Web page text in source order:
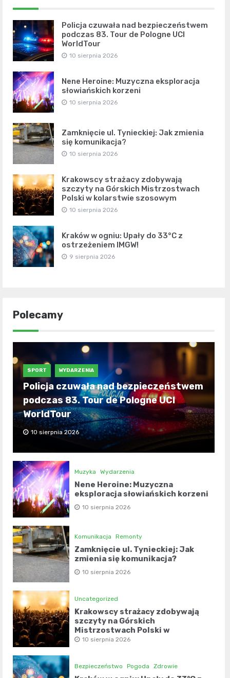
Policja czuwała nad bezpieczeństwem
podczas 83. Tour de Pologne UCI
WorldTour
10 sierpnia 2026
Nene Heroine: Muzyczna eksploracja
słowiańskich korzeni
10 sierpnia 2026
Zamknięcie ul. Tynieckiej: Jak zmienia
się komunikacja?
10 sierpnia 2026
Krakowscy strażacy zdobywają
szczyty na Górskich Mistrzostwach
Polski w kolarstwie szosowym
10 sierpnia 2026
Kraków w ogniu: Upały do 33°C z
ostrzeżeniem IMGW!
9 sierpnia 2026
Polecamy
SPORT WYDARZENIA
Policja czuwała nad bezpieczeństwem
podczas 83. Tour de Pologne UCI
WorldTour
10 sierpnia 2026
Muzyka Wydarzenia
Nene Heroine: Muzyczna
eksploracja słowiańskich korzeni
10 sierpnia 2026
Komunikacja Remonty
Zamknięcie ul. Tynieckiej: Jak
zmienia się komunikacja?
10 sierpnia 2026
Uncategorized
Krakowscy strażacy zdobywają
szczyty na Górskich
Mistrzostwach Polski w
kolarstwie szosowym
10 sierpnia 2026
Bezpieczeństwo Pogoda Zdrowie